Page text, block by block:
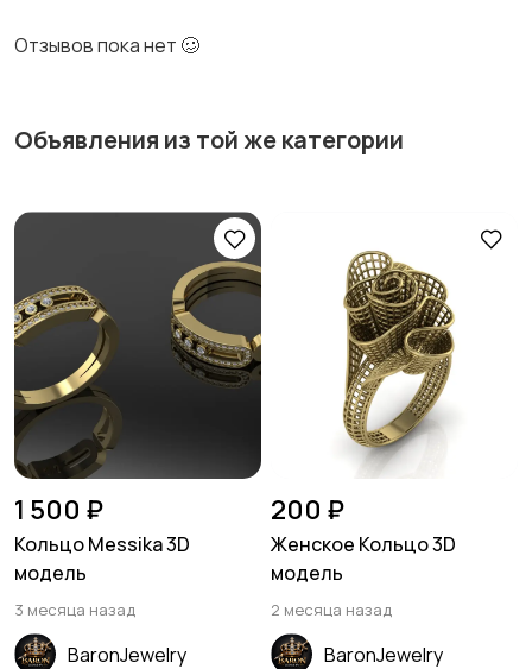
Отзывов пока нет 🥴
Объявления из той же категории
1 500 ₽
Кольцо Messika 3D
модель
3 месяца назад
BaronJewelry
200 ₽
Женское Кольцо 3D
модель
2 месяца назад
BaronJewelry